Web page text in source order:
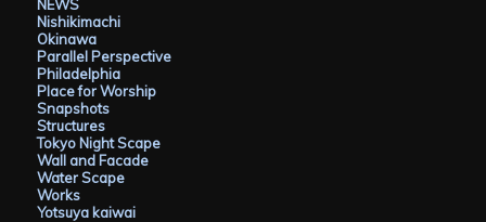
NEWS
Nishikimachi
Okinawa
Parallel Perspective
Philadelphia
Place for Worship
Snapshots
Structures
Tokyo Night Scape
Wall and Facade
Water Scape
Works
Yotsuya kaiwai